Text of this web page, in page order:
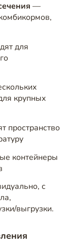
—
для
крупных
пространство
контейнеры
с
выгрузки.